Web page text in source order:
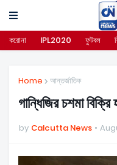
করোনা IPL2020 ফুটবল
Home আন্তর্জাতিক
গান্ধিজির চশমা
by Calcutta News